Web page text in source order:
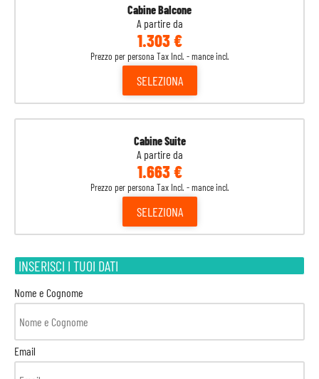
Cabine Balcone
A partire da
1.303 €
Prezzo per persona Tax Incl. - mance incl.
SELEZIONA
Cabine Suite
A partire da
1.663 €
Prezzo per persona Tax Incl. - mance incl.
SELEZIONA
INSERISCI I TUOI DATI
Nome e Cognome
Email